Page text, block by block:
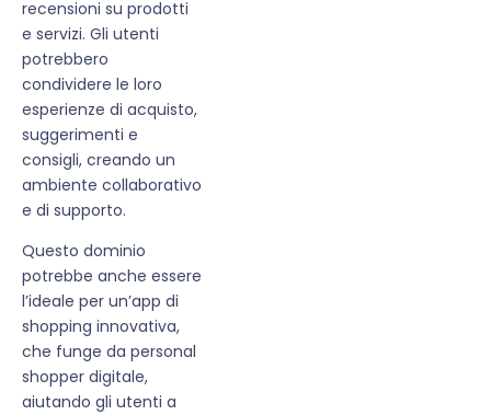
recensioni su prodotti
e servizi. Gli utenti
potrebbero
condividere le loro
esperienze di acquisto,
suggerimenti e
consigli, creando un
ambiente collaborativo
e di supporto.
Questo dominio
potrebbe anche essere
l’ideale per un’app di
shopping innovativa,
che funge da personal
shopper digitale,
aiutando gli utenti a